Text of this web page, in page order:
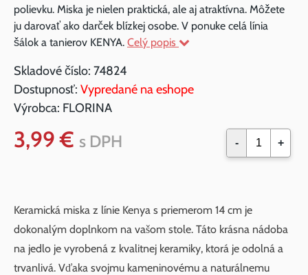
polievku. Miska je nielen praktická, ale aj atraktívna. Môžete
ju darovať ako darček blízkej osobe. V ponuke celá línia
šálok a tanierov KENYA. Celý popis
Skladové číslo: 74824
Dostupnosť: Vypredané na eshope
Výrobca: FLORINA
3,99 € s DPH - +
Keramická miska z línie Kenya s priemerom 14 cm je
dokonalým doplnkom na vašom stole. Táto krásna nádoba
na jedlo je vyrobená z kvalitnej keramiky, ktorá je odolná a
trvanlivá. Vďaka svojmu kameninovému a naturálnemu